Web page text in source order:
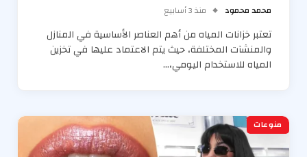
محمد محمود منذ 3 أسابيع
تعتبر خزانات المياه من أهم العناصر الأساسية في المنازل
والمنشآت المختلفة، حيث يتم الاعتماد عليها في تخزين
المياه للاستخدام اليومي،…
منوعات